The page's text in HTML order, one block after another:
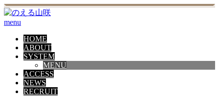
menu
HOME
ABOUT
SYSTEM
MENU
ACCESS
NEWS
RECRUIT